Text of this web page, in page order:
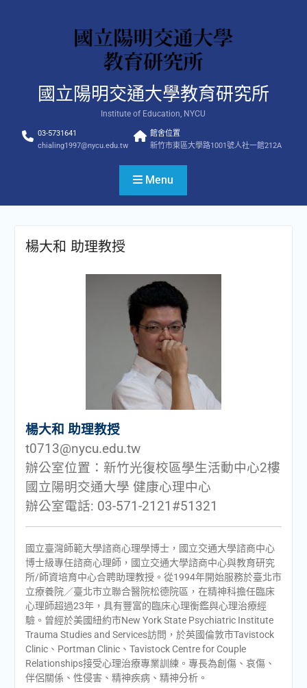
國立陽明交通大學教育研究所
Institute of Education, NYCU
03-5731641
chialing1997@nycu.edu.tw
館舍位置
新竹市東區大學路1001號人社一館212A
Menu
楊大和 助理教授
楊大和 助理教授
t0713@nycu.edu.tw
辦公室位置：新竹光復校區學生活動中心2樓
國立陽明交通大學 健康心理中心
辦公室電話: 03-571-2121#51321
國立臺灣師範大學諮商心理學博士，國立交通大學諮商中心
博士級專任諮商心理師，國立交通大學諮商中心與教育研究
所/師資培育中心合聘助理教授。從1994年開始服務於臺北市
立療養院／臺北市立聯合醫院松德院區，在精神科擔任臨床
心理師超過23年，具有豐富的臨床心理衡鑑與心理治療經
驗。曾經於美國紐約市New York State Psychiatric Institute
Trauma Studies and Services訪問，於英國倫敦市Tavistock
Clinic、Portman Clinic、Tavistock Centre for Couple
Relationships接受心理治療專業訓練。專長為創傷、哀傷、
伴侶關係、性侵害、精神疾病、精神分析。